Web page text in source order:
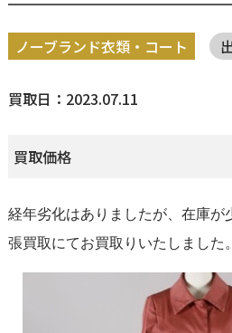
ノーブランド衣類・コート
買取日：2023.07.11
買取価格
経年劣化はありましたが、在庫が
張買取にてお買取りいたしました。